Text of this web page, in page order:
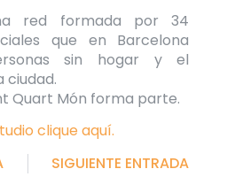
red formada por 34
que en Barcelona
sin hogar y el
ciudad.
Quart Món forma parte.
clique aquí.
SIGUIENTE ENTRADA